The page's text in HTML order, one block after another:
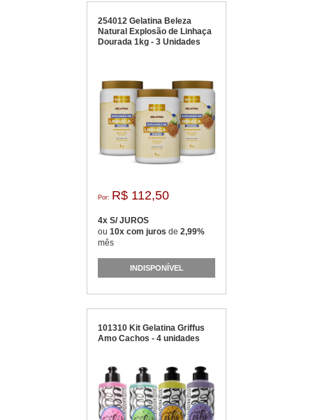
254012 Gelatina Beleza
Natural Explosão de Linhaça
Dourada 1kg - 3 Unidades
Por: R$ 112,50
4x S/ JUROS
ou 10x com juros de 2,99%
mês
INDISPONÍVEL
101310 Kit Gelatina Griffus
Amo Cachos - 4 unidades